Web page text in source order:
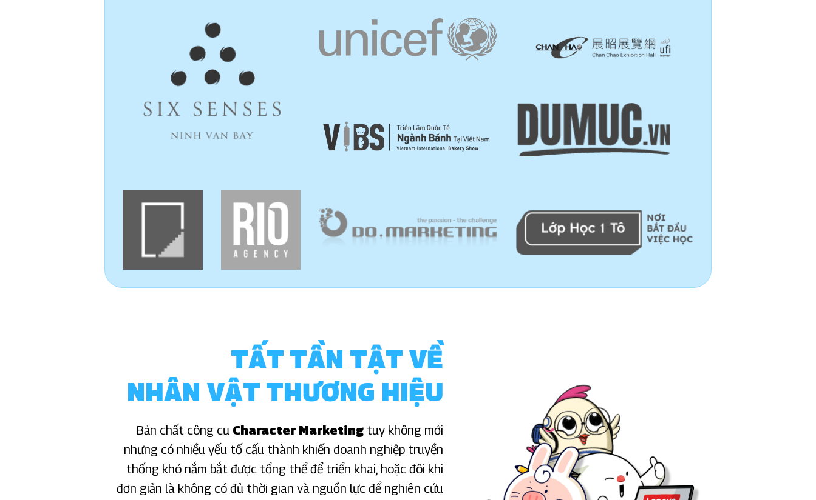
TẤT TẦN TẬT VỀ
NHÂN VẬT THƯƠNG HIỆU
Bản chất công cụ Character Marketing tuy không mới
nhưng có nhiều yếu tố cấu thành khiến doanh nghiệp truyền
thống khó nắm bắt được tổng thể để triển khai, hoặc đôi khi
đơn giản là không có đủ thời gian và nguồn lực để nghiên cứu